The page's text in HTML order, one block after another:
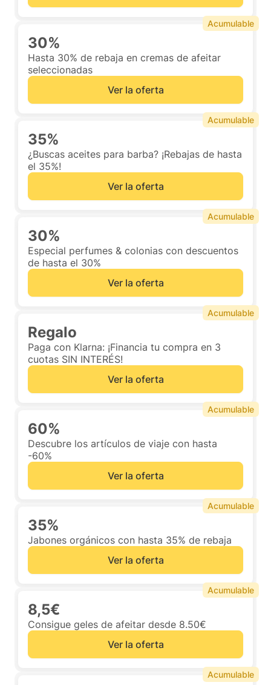
30%
Hasta 30% de rebaja en cremas de afeitar
seleccionadas
Ver la oferta
Acumulable
35%
¿Buscas aceites para barba? ¡Rebajas de hasta
el 35%!
Ver la oferta
Acumulable
30%
Especial perfumes & colonias con descuentos
de hasta el 30%
Ver la oferta
Acumulable
Regalo
Paga con Klarna: ¡Financia tu compra en 3
cuotas SIN INTERÉS!
Ver la oferta
Acumulable
60%
Descubre los artículos de viaje con hasta
-60%
Ver la oferta
Acumulable
35%
Jabones orgánicos con hasta 35% de rebaja
Ver la oferta
Acumulable
8,5€
Consigue geles de afeitar desde 8.50€
Ver la oferta
Acumulable
Acumulable